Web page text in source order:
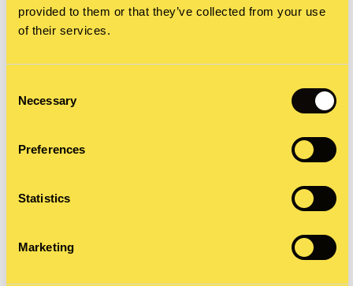
provided to them or that they’ve collected from your use
of their services.
Selection
Necessary
Preferences
Statistics
Marketing
Die Studie zeigte eindeutig, dass der Arbeitsplatz
Prozent der deutschen Büroangestellten trägt eine
gute Beleuchtung am Arbeitsplatz wesentlich zum
Schritt 2 – unser PR-Stunt war geboren: Zur